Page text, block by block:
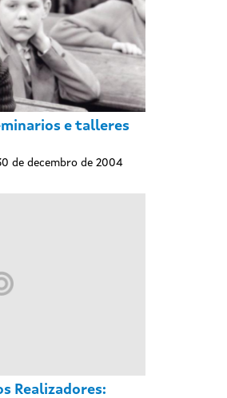
e talleres
de decembro de 2004
Realizadores: